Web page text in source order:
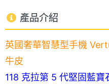
產品介紹
英國奢華智慧型手機
牛皮
118 克拉第 5 代堅固藍寶